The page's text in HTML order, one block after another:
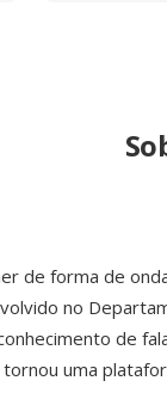
de forma de
no
de
uma